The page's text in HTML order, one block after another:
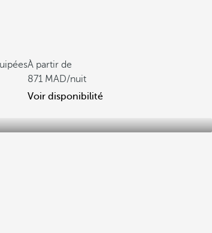
À partir de
871
/nuit
Voir disponibilité